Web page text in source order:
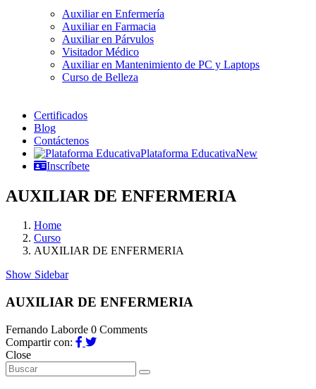
Auxiliar en Enfermería
Auxiliar en Farmacia
Auxiliar en Párvulos
Visitador Médico
Auxiliar en Mantenimiento de PC y Laptops
Curso de Belleza
Certificados
Blog
Contáctenos
Plataforma EducativaNew
Inscríbete
AUXILIAR DE ENFERMERIA
Home
Curso
AUXILIAR DE ENFERMERIA
Show Sidebar
AUXILIAR DE ENFERMERIA
Fernando Laborde 0 Comments
Compartir con:
Close